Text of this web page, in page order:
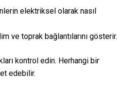
elektriksel olarak nasıl
ve toprak bağlantılarını gösterir.
kontrol edin. Herhangi bir
edebilir.